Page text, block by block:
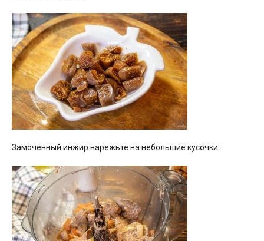
Замоченный инжир нарежьте на небольшие кусочки.